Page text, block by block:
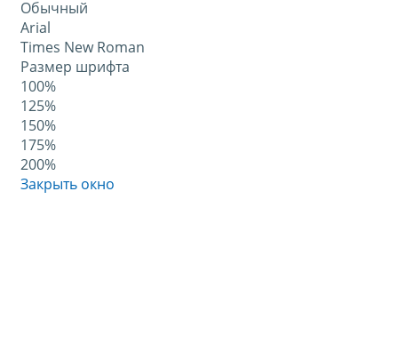
Обычный
Arial
Times New Roman
Размер шрифта
100%
125%
150%
175%
200%
Закрыть окно